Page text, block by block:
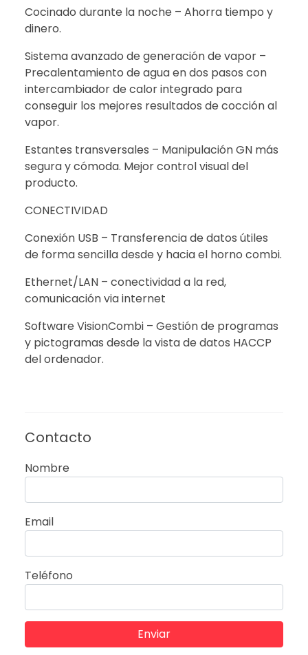
Cocinado durante la noche – Ahorra tiempo y
dinero.
Sistema avanzado de generación de vapor –
Precalentamiento de agua en dos pasos con
intercambiador de calor integrado para
conseguir los mejores resultados de cocción al
vapor.
Estantes transversales – Manipulación GN más
segura y cómoda. Mejor control visual del
producto.
CONECTIVIDAD
Conexión USB – Transferencia de datos útiles
de forma sencilla desde y hacia el horno combi.
Ethernet/LAN – conectividad a la red,
comunicación via internet
Software VisionCombi – Gestión de programas
y pictogramas desde la vista de datos HACCP
del ordenador.
Contacto
Nombre
Email
Teléfono
Enviar